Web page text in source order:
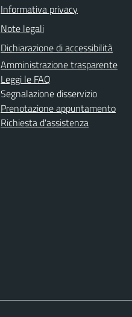
Informativa privacy
Note legali
Dichiarazione di accessibilità
Amministrazione trasparente
Leggi le FAQ
Segnalazione disservizio
Prenotazione appuntamento
Richiesta d'assistenza